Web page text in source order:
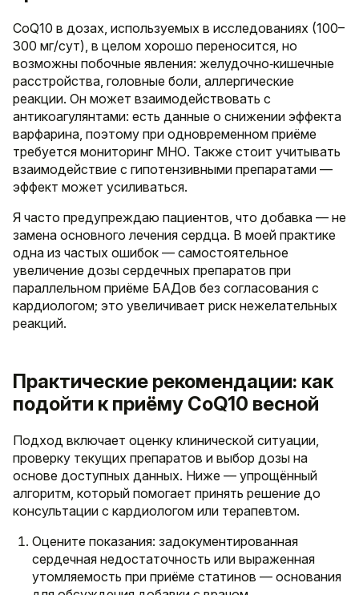
CoQ10 в дозах, используемых в исследованиях (100–
300 мг/сут), в целом хорошо переносится, но
возможны побочные явления: желудочно‑кишечные
расстройства, головные боли, аллергические
реакции. Он может взаимодействовать с
антикоагулянтами: есть данные о снижении эффекта
варфарина, поэтому при одновременном приёме
требуется мониторинг МНО. Также стоит учитывать
взаимодействие с гипотензивными препаратами —
эффект может усиливаться.
Я часто предупреждаю пациентов, что добавка — не
замена основного лечения сердца. В моей практике
одна из частых ошибок — самостоятельное
увеличение дозы сердечных препаратов при
параллельном приёме БАДов без согласования с
кардиологом; это увеличивает риск нежелательных
реакций.
Практические рекомендации: как
подойти к приёму CoQ10 весной
Подход включает оценку клинической ситуации,
проверку текущих препаратов и выбор дозы на
основе доступных данных. Ниже — упрощённый
алгоритм, который помогает принять решение до
консультации с кардиологом или терапевтом.
Оцените показания: задокументированная
сердечная недостаточность или выраженная
утомляемость при приёме статинов — основания